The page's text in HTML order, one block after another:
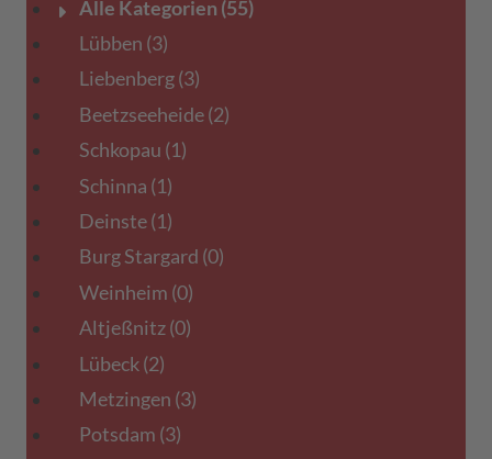
Alle Kategorien (55)
Lübben (3)
Liebenberg(3)
Beetzseeheide(2)
Schkopau (1)
Schinna (1)
Deinste(1)
Burg Stargard (0)
Weinheim (0)
Altjeßnitz(0)
Lübeck(2)
Metzingen (3)
Potsdam (3)